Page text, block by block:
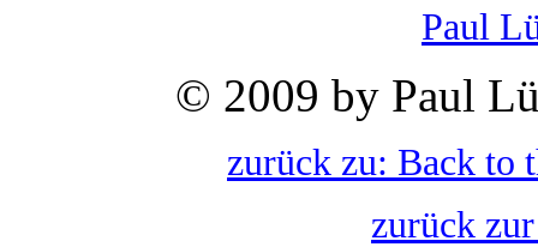
Paul
© 2009 by Paul
zurück zu: Back to
zurück